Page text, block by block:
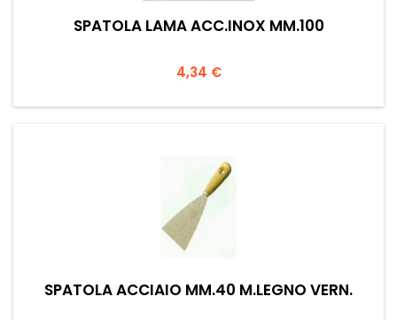
SPATOLA LAMA ACC.INOX MM.100
Prezzo
4,34 €
SPATOLA ACCIAIO MM.40 M.LEGNO VERN.